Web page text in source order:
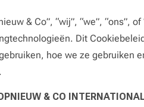
& Co”, “wij”, “we”, “ons”,
Dit
hoe we ze gebruiken
& CO